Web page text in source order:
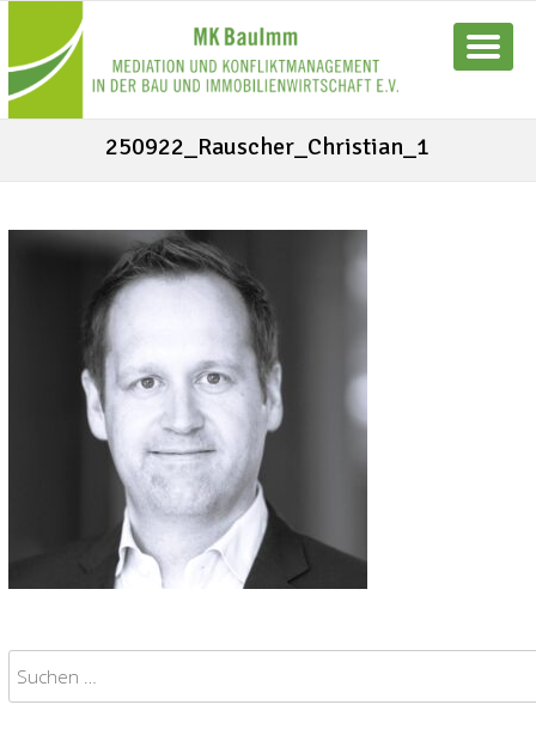
250922_Rauscher_Christian_1
nach: